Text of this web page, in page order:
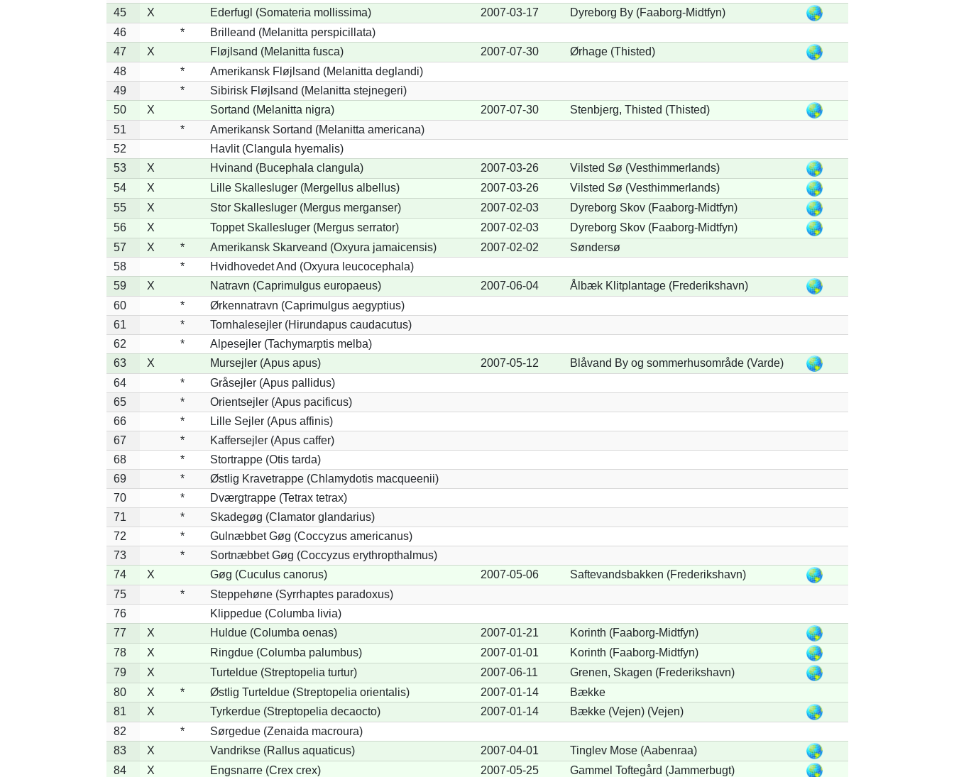
45
X Ederfugl (Somateria mollissima) 2007-03-17
Dyreborg By (Faaborg-Midtfyn)
46
*
Brilleand (Melanitta perspicillata)
47
X Fløjlsand (Melanitta fusca) 2007-07-30
Ørhage (Thisted)
48
*
Amerikansk Fløjlsand (Melanitta deglandi)
49
*
Sibirisk Fløjlsand (Melanitta stejnegeri)
50
X Sortand (Melanitta nigra) 2007-07-30
Stenbjerg, Thisted (Thisted)
51
*
Amerikansk Sortand (Melanitta americana)
52
Havlit (Clangula hyemalis)
53
X Hvinand (Bucephala clangula) 2007-03-26
Vilsted Sø (Vesthimmerlands)
54
X Lille Skallesluger (Mergellus albellus) 2007-03-26
Vilsted Sø (Vesthimmerlands)
55
X Stor Skallesluger (Mergus merganser) 2007-02-03
Dyreborg Skov (Faaborg-Midtfyn)
56
X Toppet Skallesluger (Mergus serrator) 2007-02-03
Dyreborg Skov (Faaborg-Midtfyn)
57
X * Amerikansk Skarveand (Oxyura jamaicensis) 2007-02-02
Søndersø
58
*
Hvidhovedet And (Oxyura leucocephala)
59
X Natravn (Caprimulgus europaeus) 2007-06-04
Ålbæk Klitplantage (Frederikshavn)
60
*
Ørkennatravn (Caprimulgus aegyptius)
61
*
Tornhalesejler (Hirundapus caudacutus)
62
*
Alpesejler (Tachymarptis melba)
63
X Mursejler (Apus apus) 2007-05-12
Blåvand By og sommerhusområde (Varde)
64
*
Gråsejler (Apus pallidus)
65
*
Orientsejler (Apus pacificus)
66
*
Lille Sejler (Apus affinis)
67
*
Kaffersejler (Apus caffer)
68
*
Stortrappe (Otis tarda)
69
*
Østlig Kravetrappe (Chlamydotis macqueenii)
70
*
Dværgtrappe (Tetrax tetrax)
71
*
Skadegøg (Clamator glandarius)
72
*
Gulnæbbet Gøg (Coccyzus americanus)
73
*
Sortnæbbet Gøg (Coccyzus erythropthalmus)
74
X Gøg (Cuculus canorus) 2007-05-06
Saftevandsbakken (Frederikshavn)
75
*
Steppehøne (Syrrhaptes paradoxus)
76
Klippedue (Columba livia)
77
X Huldue (Columba oenas) 2007-01-21
Korinth (Faaborg-Midtfyn)
78
X Ringdue (Columba palumbus) 2007-01-01
Korinth (Faaborg-Midtfyn)
79
X Turteldue (Streptopelia turtur) 2007-06-11
Grenen, Skagen (Frederikshavn)
80
X * Østlig Turteldue (Streptopelia orientalis) 2007-01-14
Bække
81
X Tyrkerdue (Streptopelia decaocto) 2007-01-14
Bække (Vejen) (Vejen)
82
*
Sørgedue (Zenaida macroura)
83
X Vandrikse (Rallus aquaticus) 2007-04-01
Tinglev Mose (Aabenraa)
84
X Engsnarre (Crex crex) 2007-05-25
Gammel Toftegård (Jammerbugt)